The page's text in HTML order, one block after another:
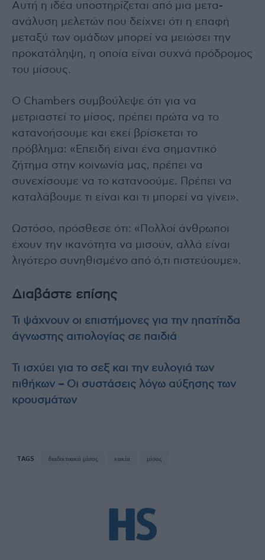
Αυτή η ιδέα υποστηρίζεται από μια μετα-
ανάλυση μελετών που δείχνει ότι η επαφή
μεταξύ των ομάδων μπορεί να μειώσει την
προκατάληψη, η οποία είναι συχνά πρόδρομος
του μίσους.
Ο Chambers συμβούλεψε ότι για να
μετριαστεί το μίσος, πρέπει πρώτα να το
κατανοήσουμε και εκεί βρίσκεται το
πρόβλημα: «Επειδή είναι ένα σημαντικό
ζήτημα στην κοινωνία μας, πρέπει να
συνεχίσουμε να το κατανοούμε. Πρέπει να
καταλάβουμε τι είναι και τι μπορεί να γίνει».
Ωστόσο, πρόσθεσε ότι: «Πολλοί άνθρωποι
έχουν την ικανότητα να μισούν, αλλά είναι
λιγότερο συνηθισμένο από ό,τι πιστεύουμε».
Διαβάστε επίσης
Τι ψάχνουν οι επιστήμονες για την ηπατίτιδα
άγνωστης αιτιολογίας σε παιδιά
Τι ισχύει για το σεξ και την ευλογιά των
πιθήκων – Οι συστάσεις λόγω αύξησης των
κρουσμάτων
TAGS διαδικτυακό μίσος κακία μίσος